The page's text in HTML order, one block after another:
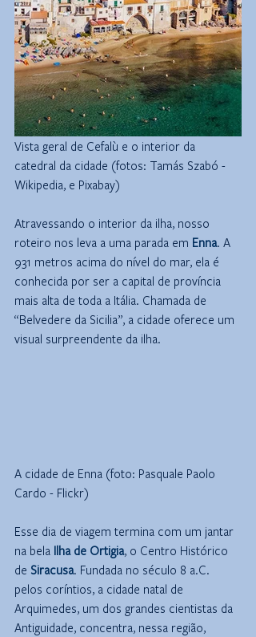
Vista geral de Cefalù e o interior da
catedral da cidade (fotos: Tamás Szabó -
Wikipedia, e Pixabay)
Atravessando o interior da ilha, nosso
roteiro nos leva a uma parada em Enna. A
931 metros acima do nível do mar, ela é
conhecida por ser a capital de província
mais alta de toda a Itália. Chamada de
“Belvedere da Sicilia”, a cidade oferece um
visual surpreendente da ilha.
A cidade de Enna (foto: Pasquale Paolo
Cardo - Flickr)
Esse dia de viagem termina com um jantar
na bela Ilha de Ortigia, o Centro Histórico
de Siracusa. Fundada no século 8 a.C.
pelos coríntios, a cidade natal de
Arquimedes, um dos grandes cientistas da
Antiguidade, concentra, nessa região,